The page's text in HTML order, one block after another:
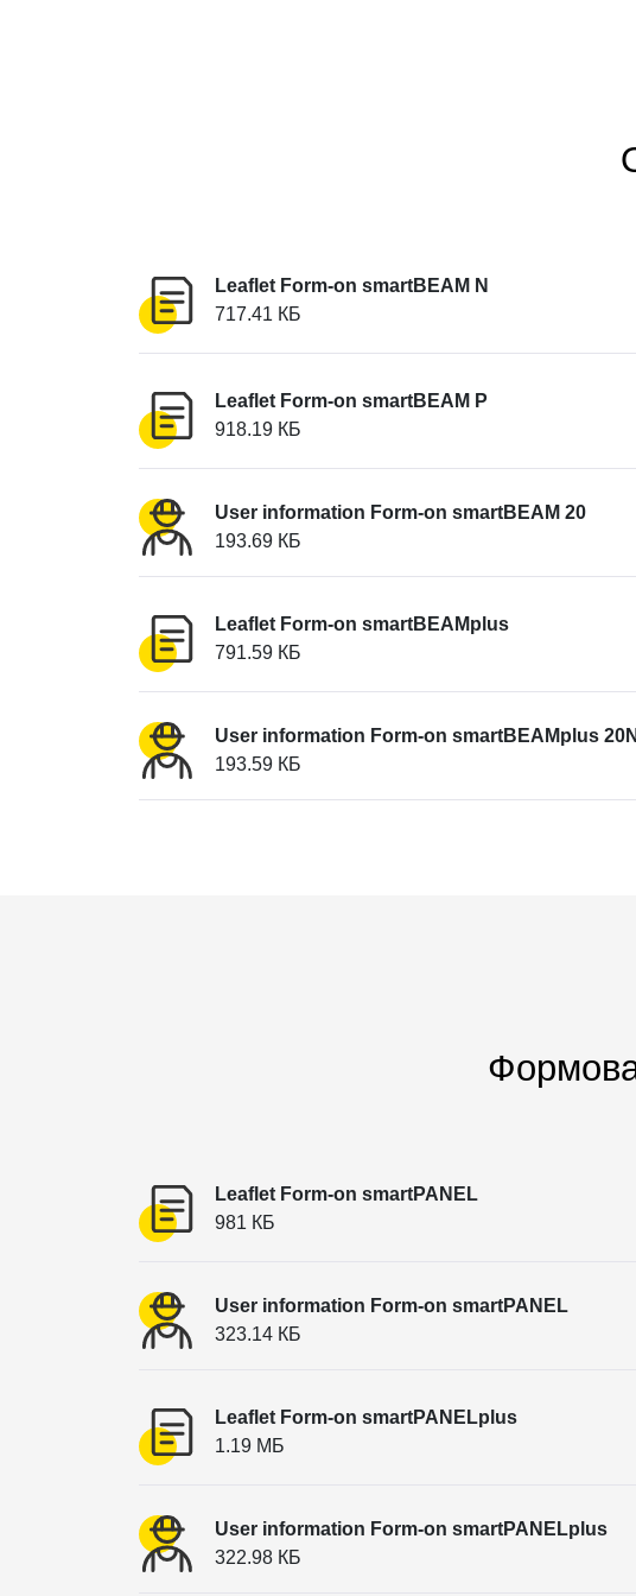
Leaflet Form-on smartBEAM N
717.41 КБ
Leaflet Form-on smartBEAM P
918.19 КБ
User information Form-on smartBEAM 20
193.69 КБ
Leaflet Form-on smartBEAMplus
791.59 КБ
User information Form-on smartBEAMplus 20N
193.59 КБ
Leaflet Form-on smartPANEL
981 КБ
User information Form-on smartPANEL
323.14 КБ
Leaflet Form-on smartPANELplus
1.19 МБ
User information Form-on smartPANELplus
322.98 КБ